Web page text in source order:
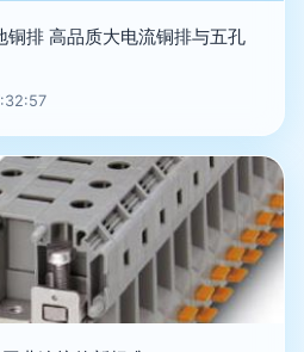
铜排 高品质大电流铜排与五孔